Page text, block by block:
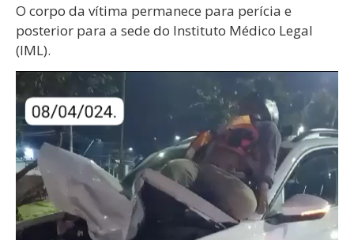
O corpo da vítima permanece para perícia e
posterior para a sede do Instituto Médico Legal
(IML).